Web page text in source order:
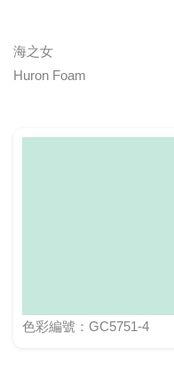
海之女
Huron Foam
色彩編號：GC5751-4